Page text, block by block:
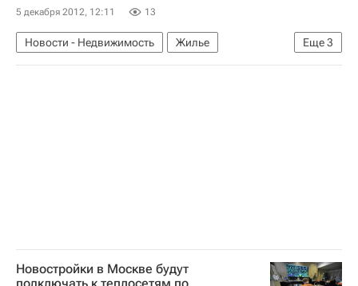
5 декабря 2012, 12:11 13
Еще3
Новости - Недвижимость
Жилье
Екатеринбург
Строительство Россия
Новостройки в Москве будут